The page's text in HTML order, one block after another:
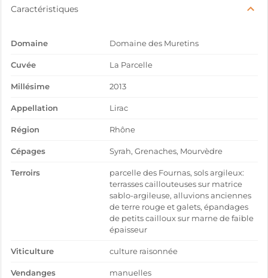
Caractéristiques
Domaine Domaine des Muretins
Cuvée La Parcelle
Millésime 2013
Appellation Lirac
Région Rhône
Cépages Syrah, Grenaches, Mourvèdre
Terroirs
parcelle des Fournas, sols argileux:
terrasses caillouteuses sur matrice
sablo-argileuse, alluvions anciennes
de terre rouge et galets, épandages
de petits cailloux sur marne de faible
épaisseur
Viticulture culture raisonnée
Vendanges manuelles